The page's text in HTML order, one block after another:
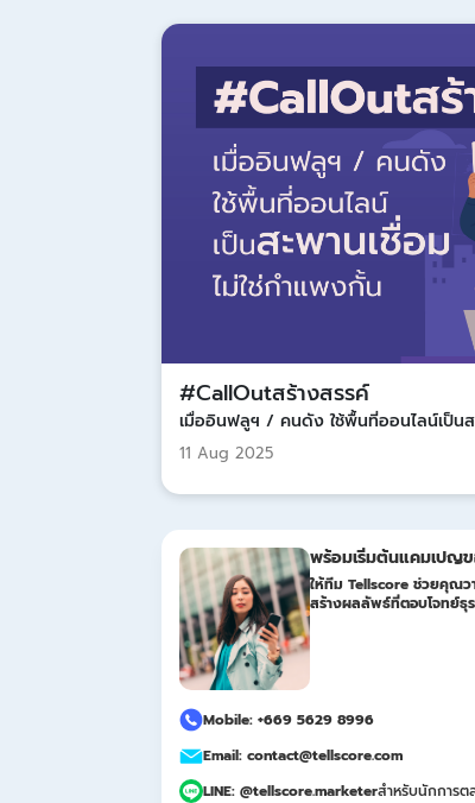
#CallOutสร้างสรรค์
เมื่ออินฟลูฯ / คนดัง ใช้พื้นที่ออนไลน์เป็นส
11 Aug 2025
พร้อมเริ่มต้นแคมเปญ
ให้ทีม Tellscore ช่วยคุณว
สร้างผลลัพธ์ที่ตอบโจทย์
Mobile: +669 5629 8996
Email: contact@tellscore.com
LINE: @tellscore.marketerสำหรับนักการต